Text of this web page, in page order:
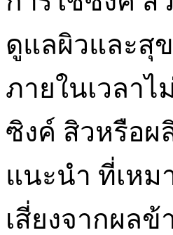
ดูแลผิวและสุ
ภายในเวลา
ซิงค์ สิวหรือ
แนะนำ ที่เห
เสี่ยงจากผลข้